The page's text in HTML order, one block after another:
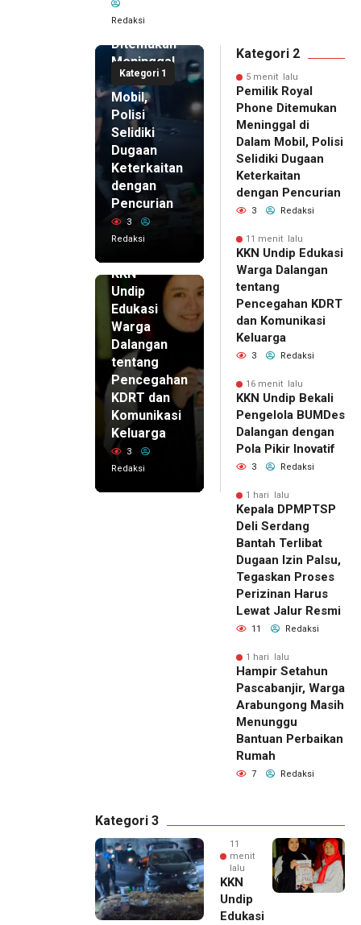
Redaksi
Kategori 1
Royal
Phone
Ditemukan
Meninggal
di Dalam
Mobil,
Polisi
Selidiki
Dugaan
Keterkaitan
dengan
Pencurian
3
Redaksi
KKN
Undip
Edukasi
Warga
Dalangan
tentang
Pencegahan
KDRT dan
Komunikasi
Keluarga
3
Redaksi
Kategori 2
5 menit lalu
Pemilik Royal
Phone Ditemukan
Meninggal di
Dalam Mobil, Polisi
Selidiki Dugaan
Keterkaitan
dengan Pencurian
3 Redaksi
11 menit lalu
KKN Undip Edukasi
Warga Dalangan
tentang
Pencegahan KDRT
dan Komunikasi
Keluarga
3 Redaksi
16 menit lalu
KKN Undip Bekali
Pengelola BUMDes
Dalangan dengan
Pola Pikir Inovatif
3 Redaksi
1 hari lalu
Kepala DPMPTSP
Deli Serdang
Bantah Terlibat
Dugaan Izin Palsu,
Tegaskan Proses
Perizinan Harus
Lewat Jalur Resmi
11 Redaksi
1 hari lalu
Hampir Setahun
Pascabanjir, Warga
Arabungong Masih
Menunggu
Bantuan Perbaikan
Rumah
7 Redaksi
Kategori 3
11
menit
lalu
KKN
Undip
Edukasi